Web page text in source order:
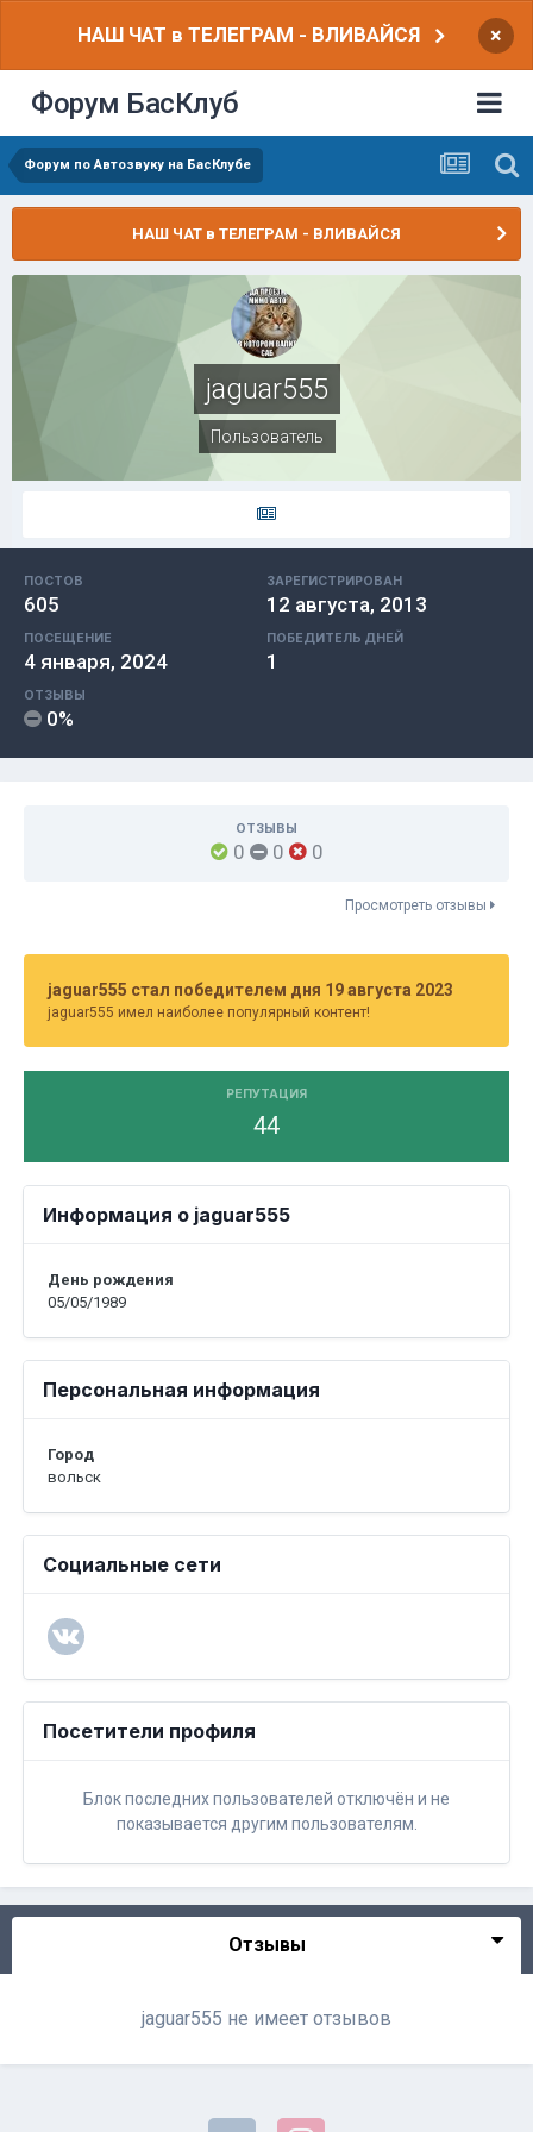
НАШ ЧАТ в ТЕЛЕГРАМ - ВЛИВАЙСЯ ×
Форум БасКлуб
Форум по Автозвуку на БасКлубе
НАШ ЧАТ в ТЕЛЕГРАМ - ВЛИВАЙСЯ
jaguar555
Пользователь
ПОСТОВ
605
ЗАРЕГИСТРИРОВАН
12 августа, 2013
ПОСЕЩЕНИЕ
4 января, 2024
ПОБЕДИТЕЛЬ ДНЕЙ
1
ОТЗЫВЫ
0%
ОТЗЫВЫ
0 0 0
Просмотреть отзывы
jaguar555 стал победителем дня 19 августа 2023
jaguar555 имел наиболее популярный контент!
РЕПУТАЦИЯ
44
Информация о jaguar555
День рождения
05/05/1989
Персональная информация
Город
вольск
Социальные сети
Посетители профиля
Блок последних пользователей отключён и не
показывается другим пользователям.
Отзывы
jaguar555 не имеет отзывов